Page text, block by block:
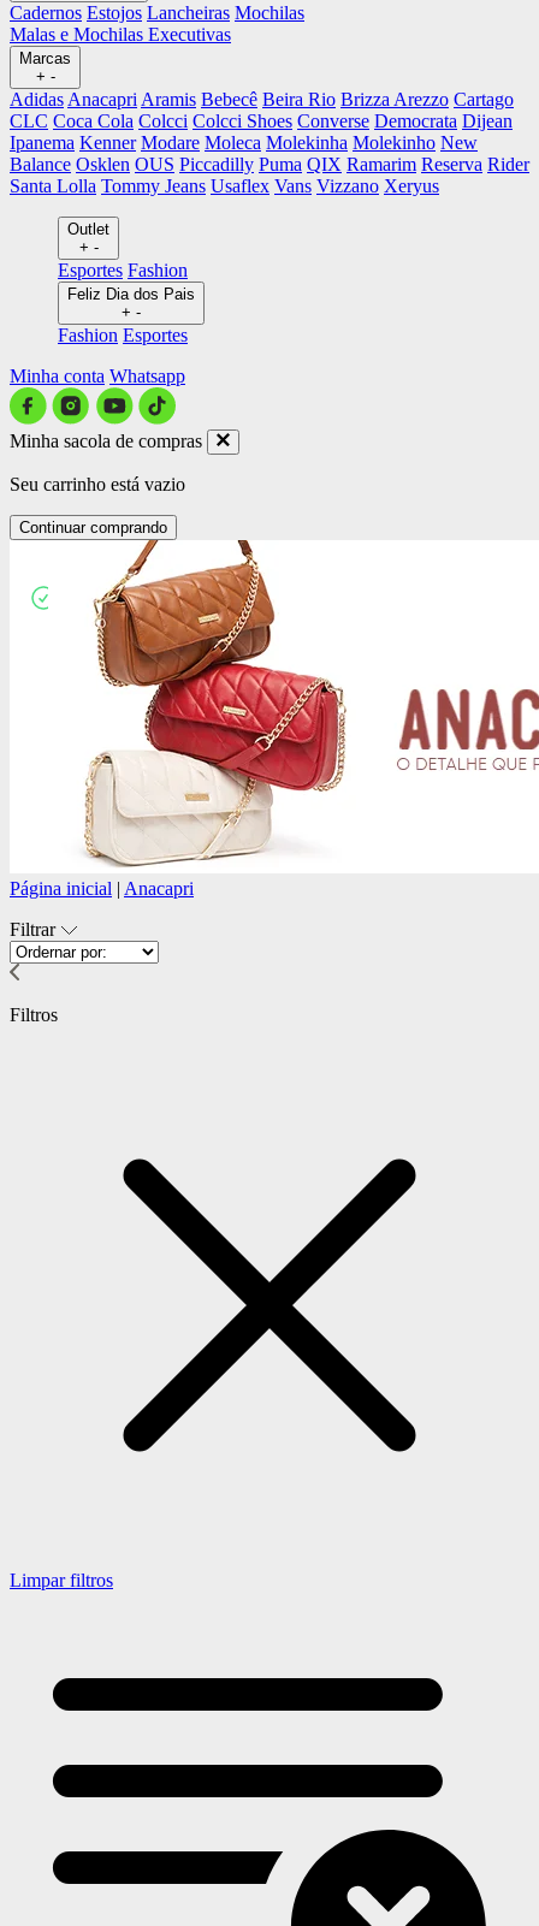
Cadernos Estojos Lancheiras Mochilas
Malas e Mochilas Executivas
Marcas
+ -
Adidas Anacapri Aramis Bebecê Beira Rio Brizza Arezzo Cartago
CLC Coca Cola Colcci Colcci Shoes Converse Democrata Dijean
Ipanema Kenner Modare Moleca Molekinha Molekinho New
Balance Osklen OUS Piccadilly Puma QIX Ramarim Reserva Rider
Santa Lolla Tommy Jeans Usaflex Vans Vizzano Xeryus
Outlet
+ -
Esportes Fashion
Feliz Dia dos Pais
+ -
Fashion Esportes
Minha conta Whatsapp
Minha sacola de compras
Seu carrinho está vazio
Continuar comprando
Close
Página inicial | Anacapri
Filtrar
Filtros
Limpar filtros